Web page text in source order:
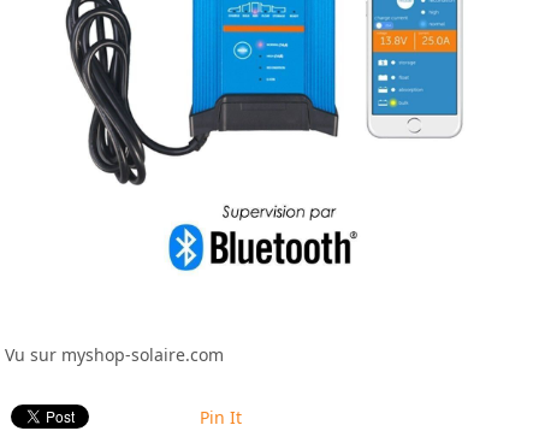
Vu sur myshop-solaire.com
Pin It